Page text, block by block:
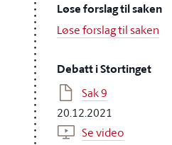
Løse forslag til saken
Løse forslag til saken
Debatt i Stortinget
Sak 9
20.12.2021
Se video